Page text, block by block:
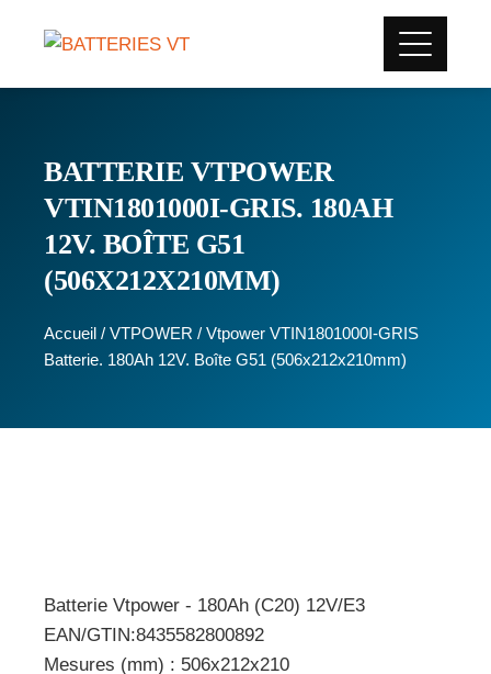
BATTERIE VTPOWER
VTIN1801000I-GRIS. 180AH
12V. BOÎTE G51
(506X212X210MM)
Accueil / VTPOWER / Vtpower VTIN1801000I-GRIS
Batterie. 180Ah 12V. Boîte G51 (506x212x210mm)
Batterie Vtpower - 180Ah (C20) 12V/E3
EAN/GTIN:8435582800892
Mesures (mm) : 506x212x210